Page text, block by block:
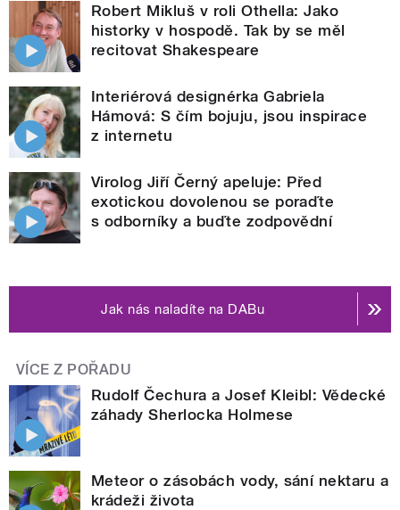
Robert Mikluš v roli Othella: Jako
historky v hospodě. Tak by se měl
recitovat Shakespeare
Interiérová designérka Gabriela
Hámová: S čím bojuju, jsou inspirace
z internetu
Virolog Jiří Černý apeluje: Před
exotickou dovolenou se poraďte
s odborníky a buďte zodpovědní
Jak nás naladíte na DABu
VÍCE Z POŘADU
Rudolf Čechura a Josef Kleibl: Vědecké
záhady Sherlocka Holmese
Meteor o zásobách vody, sání nektaru a
krádeži života